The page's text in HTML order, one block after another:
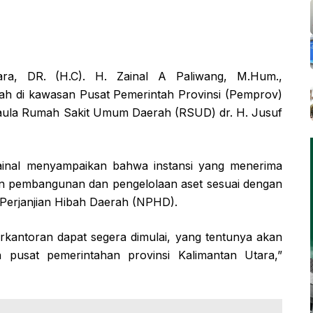
DR. (H.C). H. Zainal A Paliwang, M.Hum.,
di kawasan Pusat Pemerintah Provinsi (Pemprov)
Rumah Sakit Umum Daerah (RSUD) dr. H. Jusuf
menyampaikan bahwa instansi yang menerima
dan pengelolaan aset sesuai dengan
Hibah Daerah (NPHD).
dapat segera dimulai, yang tentunya akan
pemerintahan provinsi Kalimantan Utara,”